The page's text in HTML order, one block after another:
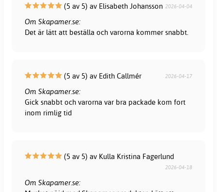
(5 av 5) av Elisabeth Johansson 2026-04-04
Om Skapamer.se:
Det är lätt att beställa och varorna kommer snabbt.
(5 av 5) av Edith Callmér 2026-04-17
Om Skapamer.se:
Gick snabbt och varorna var bra packade kom fort
inom rimlig tid
(5 av 5) av Kulla Kristina Fagerlund
2026-04-18
Om Skapamer.se: